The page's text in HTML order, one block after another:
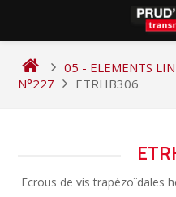
content
05 - ELEMENTS
N°227
ETRHB306
Ecrous de vis trapézoïdales
DE